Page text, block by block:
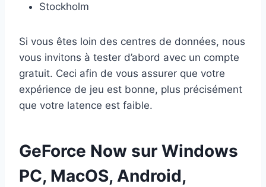
Stockholm
Si vous êtes loin des centres de données, nous
vous invitons à tester d’abord avec un compte
gratuit. Ceci afin de vous assurer que votre
expérience de jeu est bonne, plus précisément
que votre latence est faible.
GeForce Now sur Windows
PC, MacOS, Android,